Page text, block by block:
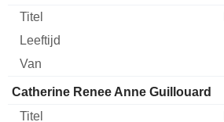
Catherine Renee Anne Guillouard